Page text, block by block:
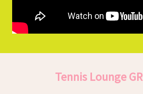
Tennis Lounge